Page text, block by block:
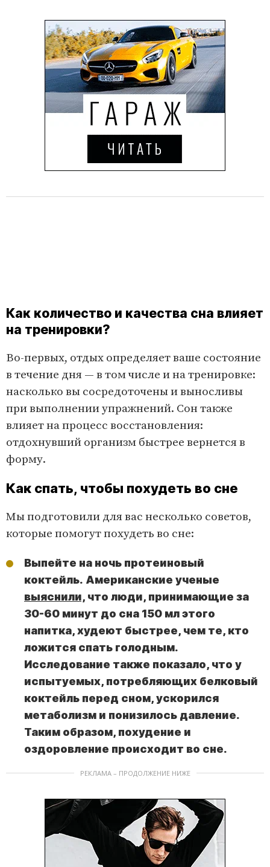
Как количество и качества сна влияет
на тренировки?
Во-первых, отдых определяет ваше состояние
в течение дня — в том числе и на тренировке:
насколько вы сосредоточены и выносливы
при выполнении упражнений. Сон также
влияет на процесс восстановления:
отдохнувший организм быстрее вернется в
форму.
Как спать, чтобы похудеть во сне
Мы подготовили для вас несколько советов,
которые помогут похудеть во сне:
Выпейте на ночь протеиновый
коктейль. Американские ученые
выяснили, что люди, принимающие за
30-60 минут до сна 150 мл этого
напитка, худеют быстрее, чем те, кто
ложится спать голодным.
Исследование также показало, что у
испытуемых, потребляющих белковый
коктейль перед сном, ускорился
метаболизм и понизилось давление.
Таким образом, похудение и
оздоровление происходит во сне.
РЕКЛАМА – ПРОДОЛЖЕНИЕ НИЖЕ